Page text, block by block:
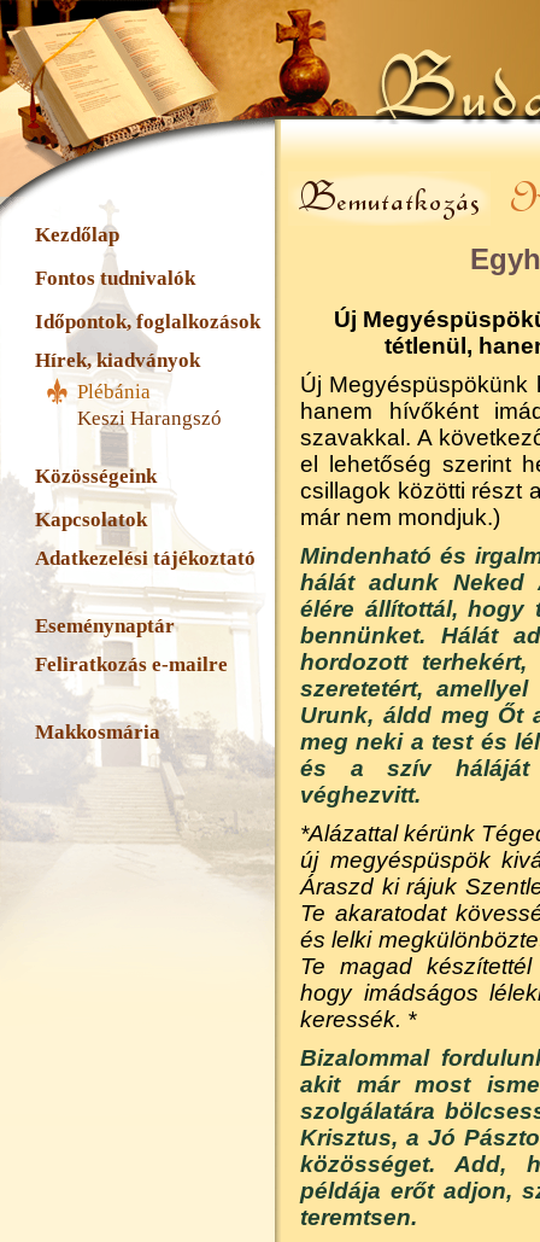
Kezdőlap
Fontos tudnivalók
Időpontok, foglalkozások
Hírek, kiadványok
Plébánia
Keszi Harangszó
Közösségeink
Kapcsolatok
Adatkezelési tájékoztató
Eseménynaptár
Feliratkozás e-mailre
Makkosmária
Új
tétlenül,
Új Megyéspüspökünk
hanem hívőként
szavakkal. A
el lehetőség szerint
csillagok közötti részt
már nem mondjuk.)
Mindenható és
hálát adunk Neked
élére állítottál, hogy
bennünket. Hálát
hordozott
szeretetért,
Urunk, áldd meg Őt
meg neki a test és
és a szív háláját
véghezvitt.
*Alázattal kérünk
új megyéspüspök
Áraszd ki rájuk
Te akaratodat
és lelki
Te magad
hogy imádságos
keressék. *
Bizalommal
akit már most
szolgálatára
Krisztus, a Jó
közösséget. Add,
példája erőt adjon,
teremtsen.